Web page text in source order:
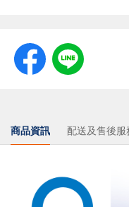
商品資訊 配送及售後服